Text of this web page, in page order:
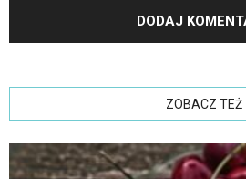
ZOBACZ TEŻ